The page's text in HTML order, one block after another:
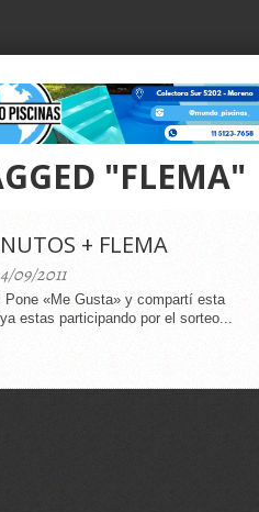
"FLEMA"
+ FLEMA
09/2011
«Me Gusta» y compartí esta
estas participando por el sorteo...